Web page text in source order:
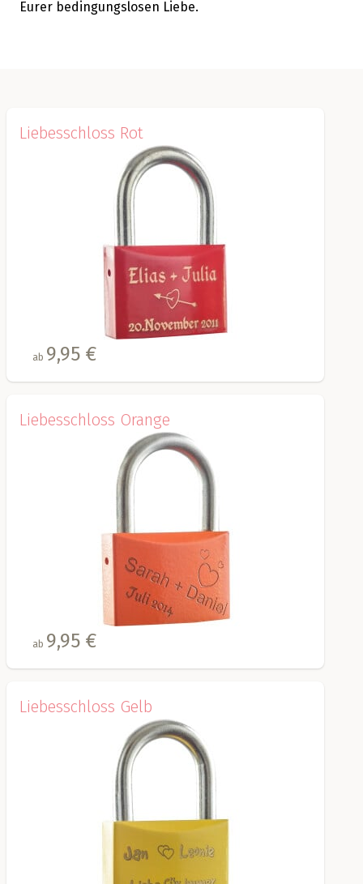
Eurer bedingungslosen Liebe.
Liebesschloss Rot
ab 9,95 €
Liebesschloss Orange
ab 9,95 €
Liebesschloss Gelb